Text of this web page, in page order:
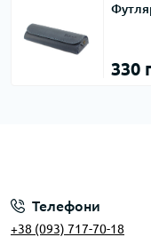
330
Телефони
+38 (093) 717-70-18